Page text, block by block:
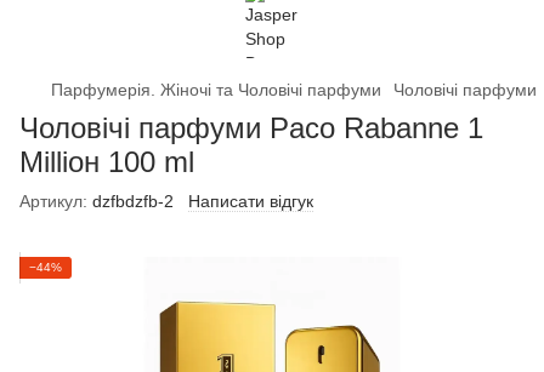
Парфумерія. Жіночі та Чоловічі парфуми Чоловічі парфуми
Чоловічі парфуми Pасо Rabanne 1
Міllіон 100 ml
Артикул: dzfbdzfb-2 Написати відгук
−44%